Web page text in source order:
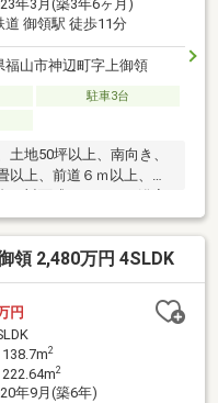
年3月(築3年6ヶ月)
道 御領駅 徒歩11分
福山市神辺町字上御領
駐車3台
地50坪以上、南向き、
上、前道６ｍ以上、角
水洗浄便座、節水型トイ
グ、ウッドデッキ、パン
ッキングヒーター、平坦
オール電化
領 2,480万円 4SLDK
円
2
2
年9月(築6年)